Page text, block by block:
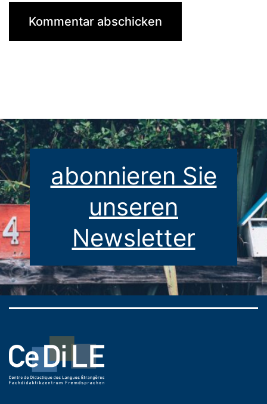
abonnieren Sie
unseren
Newsletter